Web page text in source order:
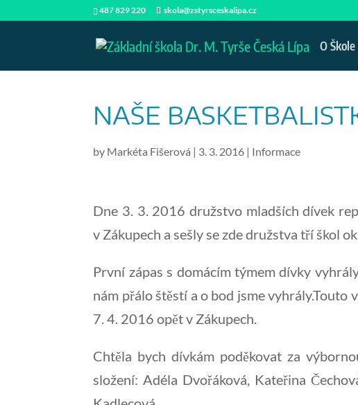
487 829 220 skola@zstyrsceskalipa.cz
O Škole
NAŠE
by Markéta Fišerová | 3. 3. 2016 | Informace
Dne 3. 3. 2016 družstvo mladších dívek
v Zákupech a sešly se zde družstva tří škol
První zápas s domácím týmem dívky
nám přálo štěstí a o bod jsme vyhrály.Touto
7. 4. 2016 opět v Zákupech.
Chtěla bych dívkám poděkovat za
složení: Adéla Dvořáková, Kateřina